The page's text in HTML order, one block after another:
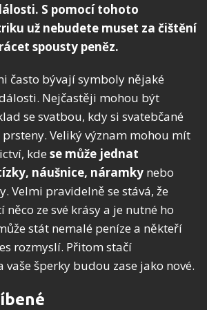
S pomocí tohoto
už nebudete muset za čištění
spousty peněz.
často bývají symboly nějaké
Nejčastěji mohou být
se svatbou, kdy si svatebčané
Veliký význam mohou mít
kde se může jednat
náušnice, náramky nebo
Velmi pravidelně se stává, že
něco ze své krásy a je nutné ho
stát nemalé peníze a někteří
rozmyslí. Přitom stačí
šperky budou zase jako nové.